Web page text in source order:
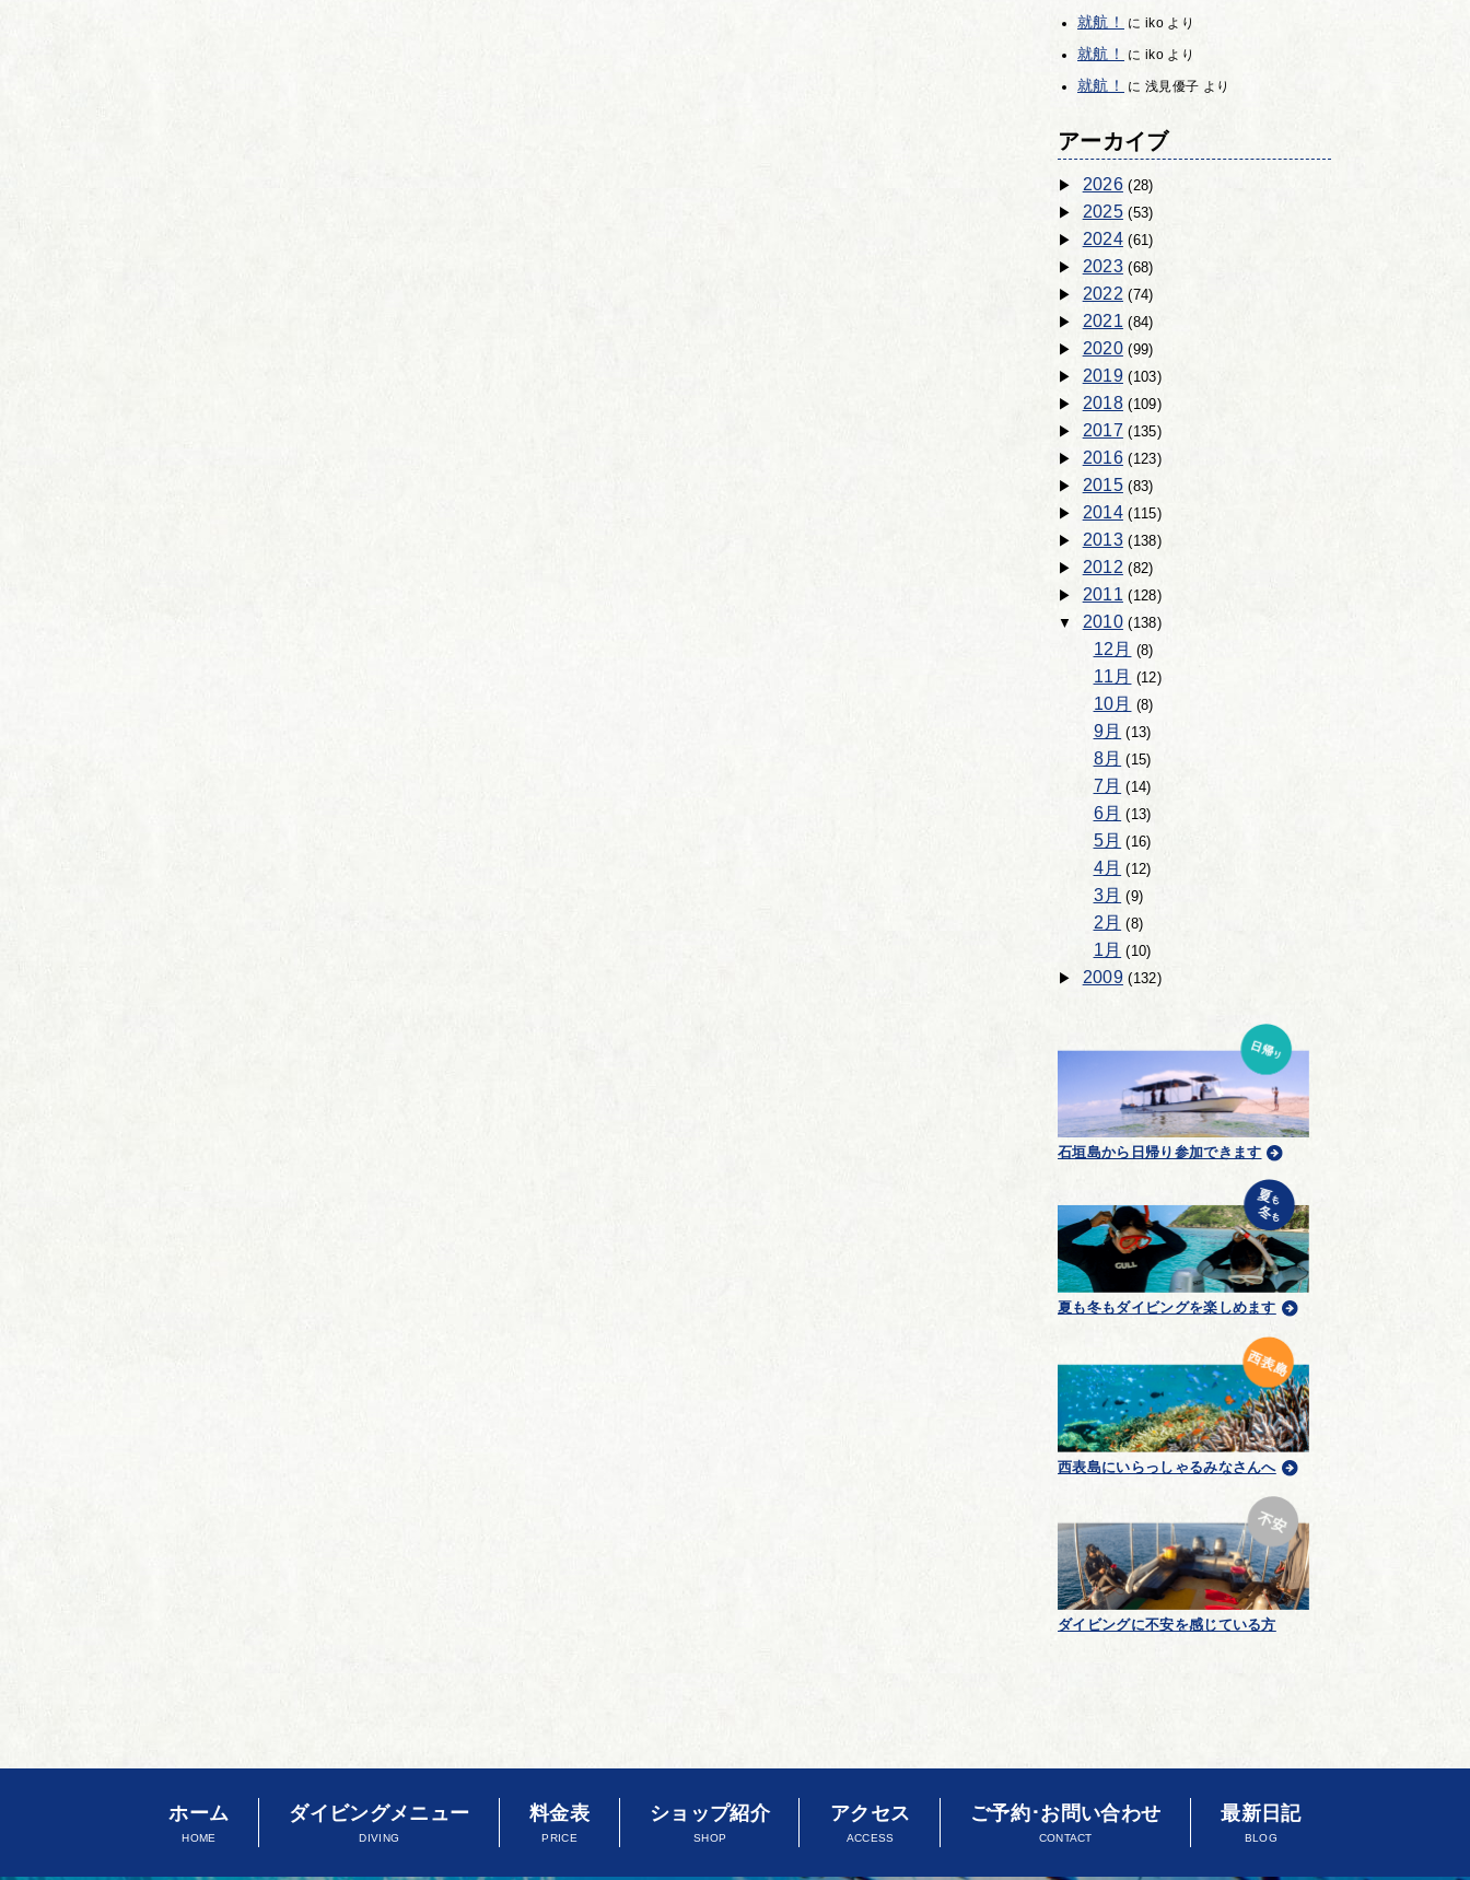
就航！ に ikoより
就航！ に ikoより
就航！ に 浅見優子 より
アーカイブ
2026(28)
2025(53)
2024(61)
2023(68)
2022(74)
2021(84)
2020(99)
2019(103)
2018(109)
2017 (135)
2016(123)
2015(83)
2014(115)
2013(138)
2012 (82)
2011(128)
2010(138)
12月 (8)
11月 (12)
10月 (8)
9月 (13)
8月 (15)
7月 (14)
6月 (13)
5月 (16)
4月 (12)
3月 (9)
2月 (8)
1月 (10)
2009(132)
石垣島から日帰り参加できます
夏も冬もダイビングを楽しめます
西表島にいらっしゃるみなさんへ
ダイビングに不安を感じている方
ホーム
HOME
ダイビングメニュー
DIVING
料金表
PRICE
ショップ紹介
SHOP
アクセス
ACCESS
ご予約･お問い合わせ
CONTACT
最新日記
BLOG